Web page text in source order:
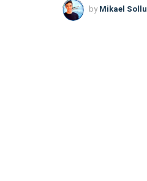
by Mikael Sollu